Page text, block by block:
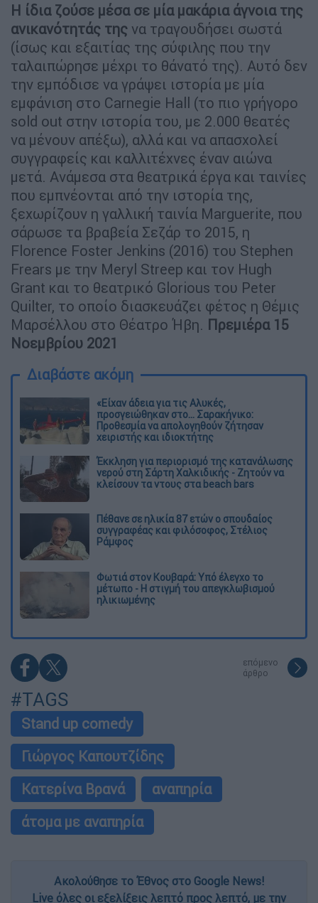
Η ίδια ζούσε μέσα σε μία μακάρια άγνοια της
ανικανότητάς της να τραγουδήσει σωστά
(ίσως και εξαιτίας της σύφιλης που την
ταλαιπώρησε μέχρι το θάνατό της). Αυτό δεν
την εμπόδισε να γράψει ιστορία με μία
εμφάνιση στο Carnegie Hall (το πιο γρήγορο
sold out στην ιστορία του, με 2.000 θεατές
να μένουν απέξω), αλλά και να απασχολεί
συγγραφείς και καλλιτέχνες έναν αιώνα
μετά. Ανάμεσα στα θεατρικά έργα και ταινίες
που εμπνέονται από την ιστορία της,
ξεχωρίζουν η γαλλική ταινία Marguerite, που
σάρωσε τα βραβεία Σεζάρ το 2015, η
Florence Foster Jenkins (2016) του Stephen
Frears με την Meryl Streep και τον Hugh
Grant και το θεατρικό Glorious του Peter
Quilter, το οποίο διασκευάζει φέτος η Θέμις
Μαρσέλλου στο Θέατρο Ήβη. Πρεμιέρα 15
Νοεμβρίου 2021
Διαβάστε ακόμη
«Είχαν άδεια για τις Αλυκές,
προσγειώθηκαν στο... Σαρακήνικο:
Προθεσμία να απολογηθούν ζήτησαν
χειριστής και ιδιοκτήτης
Έκκληση για περιορισμό της κατανάλωσης
νερού στη Σάρτη Χαλκιδικής - Ζητούν να
κλείσουν τα ντους στα beach bars
Πέθανε σε ηλικία 87 ετών ο σπουδαίος
συγγραφέας και φιλόσοφος, Στέλιος
Ράμφος
Φωτιά στον Κουβαρά: Υπό έλεγχο το
μέτωπο - Η στιγμή του απεγκλωβισμού
ηλικιωμένης
επόμενο
άρθρο
#TAGS
Stand up comedy
Γιώργος Καπουτζίδης
Κατερίνα Βρανά
αναπηρία
άτομα με αναπηρία
Ακολούθησε το Έθνος στο Google News!
Live όλες οι εξελίξεις λεπτό προς λεπτό, με την